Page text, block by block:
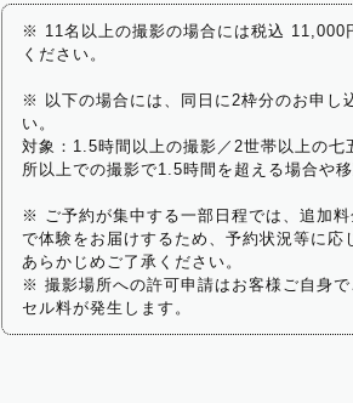
※ 11名以上の撮影の場合には税込 11,000
ください。
※ 以下の場合には、同日に2枠分のお申し
い。
対象：1.5時間以上の撮影／2世帯以上の
所以上での撮影で1.5時間を超える場合や
※ ご予約が集中する一部日程では、追加
で体験をお届けするため、予約状況等に応
あらかじめご了承ください。
※ 撮影場所への許可申請はお客様ご自身
セル料が発生します。